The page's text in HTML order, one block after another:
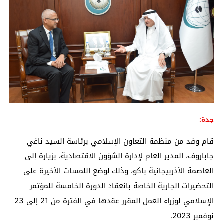
جدة:
قام وفد من منظمة التعاون الإسلامي برئاسة السيد ناغي
جاباروف، المدير العام لإدارة الشؤون الاقتصادية، بزيارة إلى
العاصمة الأذربيجانية باكو، وذلك لوضع اللمسات الأخيرة على
التحضيرات الجارية الخاصة بانعقاد الدورة الخامسة للمؤتمر
الإسلامي لوزراء العمل المقرر عقدها في الفترة من 21 إلى 23
نوفمبر 2023.